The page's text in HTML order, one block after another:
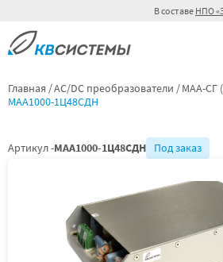
В составе НПО
Главная AC/DC преобразователи МАА-СГ
МАА1000-1Ц48СДН
Артикул -МАА1000-1Ц48СДН Под заказ